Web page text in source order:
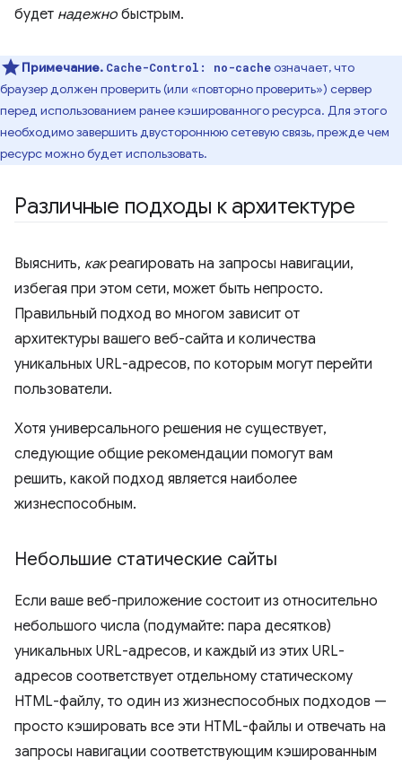
будет надежно быстрым.
Примечание. Cache-Control: no-cacheозначает, что
браузер должен проверить (или «повторно проверить») сервер
перед использованием ранее кэшированного ресурса. Для этого
необходимо завершить двустороннюю сетевую связь, прежде чем
ресурс можно будет использовать.
Различные подходы к архитектуре
Выяснить, какреагировать на запросы навигации,
избегая при этом сети, может быть непросто.
Правильный подход во многом зависит от
архитектуры вашего веб-сайта и количества
уникальных URL-адресов, по которым могут перейти
пользователи.
Хотя универсального решения не существует,
следующие общие рекомендации помогут вам
решить, какой подход является наиболее
жизнеспособным.
Небольшие статические сайты
Если ваше веб-приложение состоит из относительно
небольшого числа (подумайте: пара десятков)
уникальных URL-адресов, и каждый из этих URL-
адресов соответствует отдельному статическому
HTML-файлу, то один из жизнеспособных подходов —
просто кэшировать все эти HTML-файлы и отвечать на
запросы навигации соответствующим кэшированным